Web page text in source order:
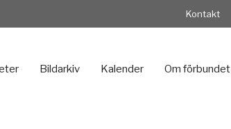
Kontakt
Bildarkiv Kalender Om förbundet